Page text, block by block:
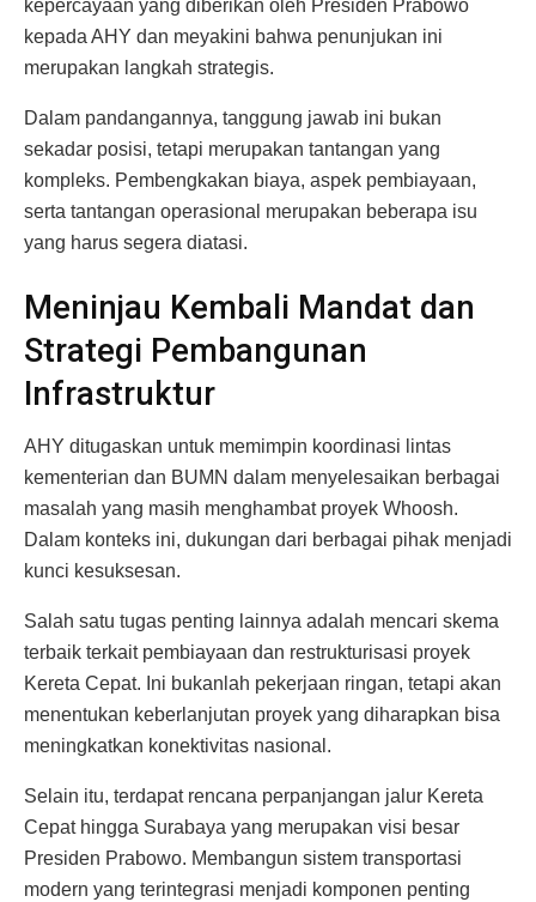
kepercayaan yang diberikan oleh Presiden Prabowo
kepada AHY dan meyakini bahwa penunjukan ini
merupakan langkah strategis.
Dalam pandangannya, tanggung jawab ini bukan
sekadar posisi, tetapi merupakan tantangan yang
kompleks. Pembengkakan biaya, aspek pembiayaan,
serta tantangan operasional merupakan beberapa isu
yang harus segera diatasi.
Meninjau Kembali Mandat dan
Strategi Pembangunan
Infrastruktur
AHY ditugaskan untuk memimpin koordinasi lintas
kementerian dan BUMN dalam menyelesaikan berbagai
masalah yang masih menghambat proyek Whoosh.
Dalam konteks ini, dukungan dari berbagai pihak menjadi
kunci kesuksesan.
Salah satu tugas penting lainnya adalah mencari skema
terbaik terkait pembiayaan dan restrukturisasi proyek
Kereta Cepat. Ini bukanlah pekerjaan ringan, tetapi akan
menentukan keberlanjutan proyek yang diharapkan bisa
meningkatkan konektivitas nasional.
Selain itu, terdapat rencana perpanjangan jalur Kereta
Cepat hingga Surabaya yang merupakan visi besar
Presiden Prabowo. Membangun sistem transportasi
modern yang terintegrasi menjadi komponen penting